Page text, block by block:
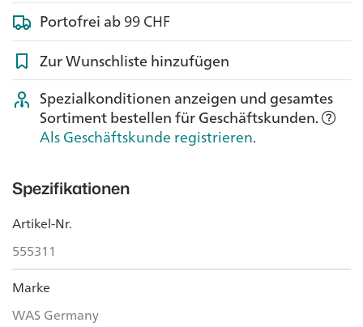
Portofrei ab99 CHF
Zur Wunschliste hinzufügen
Spezialkonditionen anzeigen und gesamtes
Sortiment bestellen für Geschäftskunden.
Als Geschäftskunde registrieren.
Spezifikationen
Artikel-Nr.
555311
Marke
WAS Germany